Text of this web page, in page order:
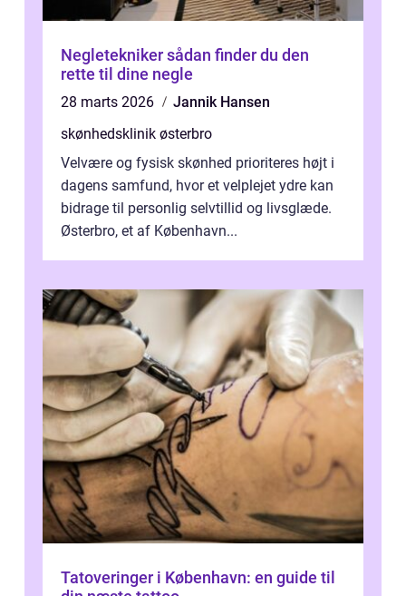
Negletekniker sådan finder du den
rette til dine negle
28 marts 2026
Jannik Hansen
skønhedsklinik østerbro
Velvære og fysisk skønhed prioriteres højt i
dagens samfund, hvor et velplejet ydre kan
bidrage til personlig selvtillid og livsglæde.
Østerbro, et af København...
Tatoveringer i København: en guide til